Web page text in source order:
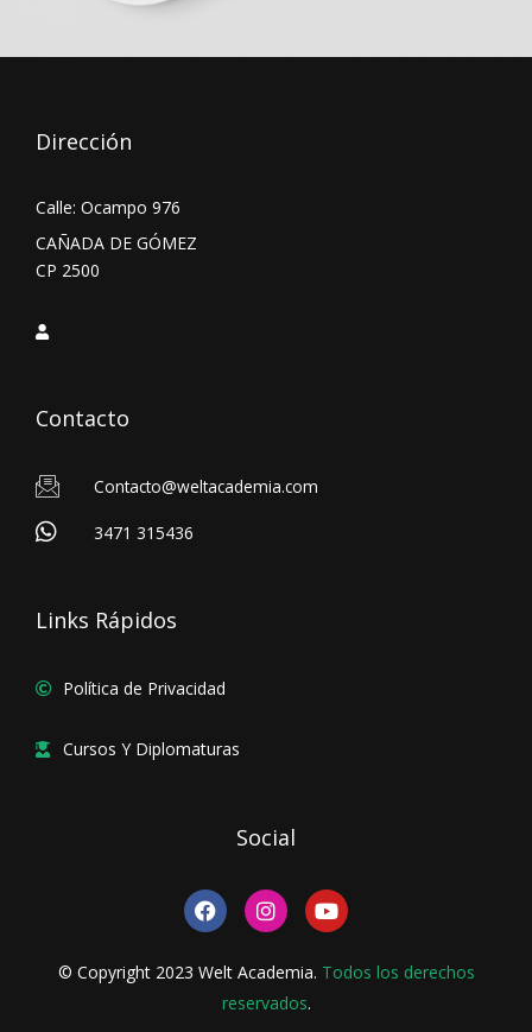
Dirección
Calle: Ocampo 976
CAÑADA DE GÓMEZ
CP 2500
Contacto
Contacto@weltacademia.com
3471 315436
Links Rápidos
Política de Privacidad
Cursos Y Diplomaturas
Social
F
a
c
e
b
I
n
s
t
a
g
Y
o
u
t
u
© Copyright 2023 Welt Academia. Todos los derechos
reservados.